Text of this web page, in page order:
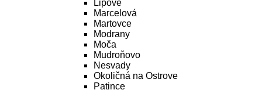
Lipové
Marcelová
Martovce
Modrany
Moča
Mudroňovo
Nesvady
Okoličná na Ostrove
Patince